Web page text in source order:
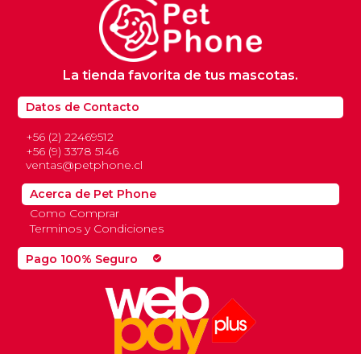
Pago 100% Seguro check_circle
Datos de Contacto
+56 (2) 22469512
+56 (9) 3378 5146
ventas@petphone.cl
La tienda favorita de tus mascotas.
Acerca de Pet Phone
Como Comprar
Terminos y Condiciones